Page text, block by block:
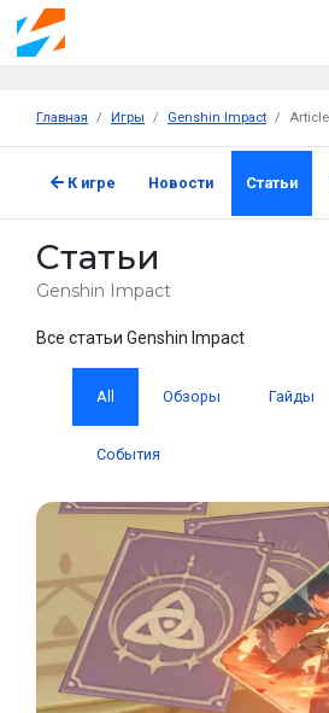
Главная Игры Genshin Impact
К игре Новости Статьи
Статьи
Genshin Impact
Все статьи Genshin Impact
All Обзоры Гайды
События